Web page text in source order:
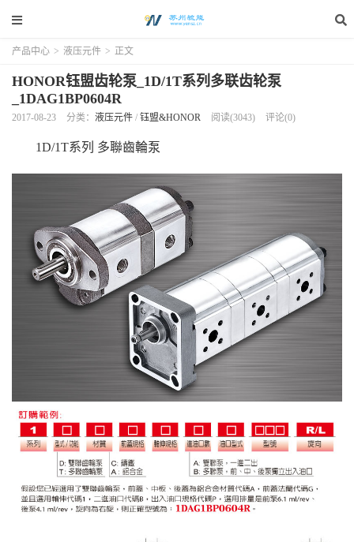
产品中心 > 液压元件 > 正文
HONOR钰盟齿轮泵_1D/1T系列多联齿轮泵
_1DAG1BP0604R
2017-08-23 分类： 液压元件 / 钰盟&HONOR 阅读(3043) 评论(0)
1D/1T系列 多聯齒輪泵